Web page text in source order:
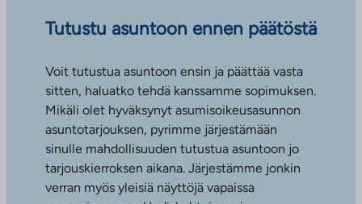
Tutustu asuntoon ennen päätöstä
Voit tutustua asuntoon ensin ja päättää vasta
sitten, haluatko tehdä kanssamme sopimuksen.
Mikäli olet hyväksynyt asumisoikeusasunnon
asuntotarjouksen, pyrimme järjestämään
sinulle mahdollisuuden tutustua asuntoon jo
tarjouskierroksen aikana. Järjestämme jonkin
verran myös yleisiä näyttöjä vapaissa